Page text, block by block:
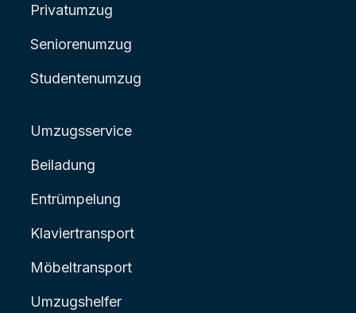
Privatumzug
Seniorenumzug
Studentenumzug
Umzugsservice
Beiladung
Entrümpelung
Klaviertransport
Möbeltransport
Umzugshelfer